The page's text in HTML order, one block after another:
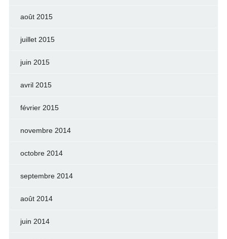
août 2015
juillet 2015
juin 2015
avril 2015
février 2015
novembre 2014
octobre 2014
septembre 2014
août 2014
juin 2014